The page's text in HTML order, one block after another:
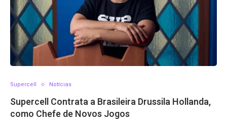
Supercell Notícias
Supercell Contrata a Brasileira Drussila Hollanda,
como Chefe de Novos Jogos